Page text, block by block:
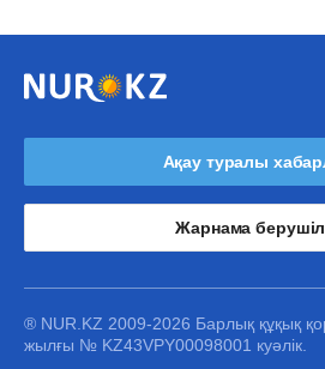
Ақау туралы
Жарнама
® NUR.KZ 2009-2026 Барлық құқық
жылғы № KZ43VPY00098001 куәлік.